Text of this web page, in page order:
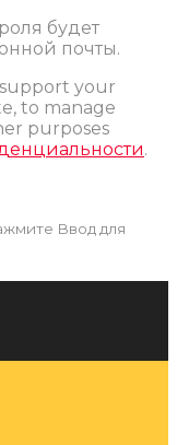
будет
почты.
your
to manage
purposes
.
Ввод для